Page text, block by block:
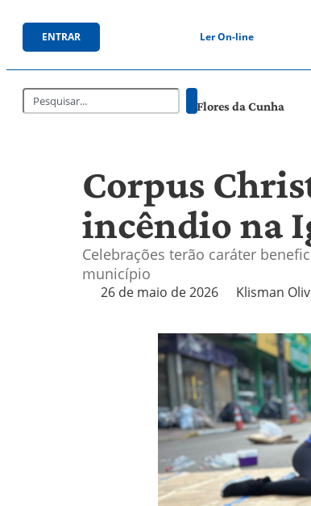
ENTRAR Ler On-line
Flores da Cunha
Corpus
incêndio na
Celebrações terão caráter
município
26 de maio de 2026 Klisman